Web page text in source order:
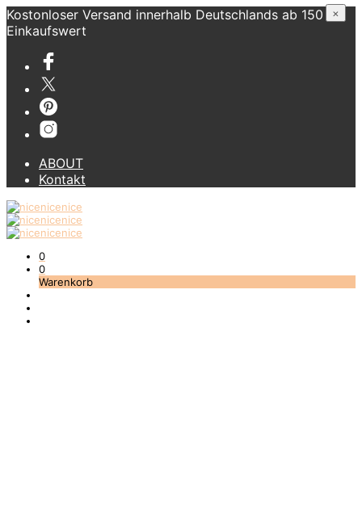
Kostonloser Versand innerhalb Deutschlands ab 150 €
Einkaufswert
ABOUT
Kontakt
0
0
Warenkorb
×